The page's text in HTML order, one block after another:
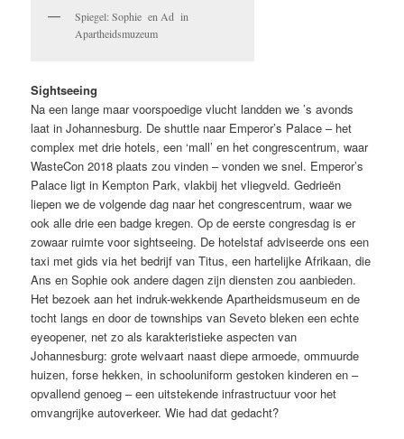
Spiegel: Sophie en Ad in
Apartheidsmuzeum
Sightseeing
Na een lange maar voorspoedige vlucht landden we ’s avonds
laat in Johannesburg. De shuttle naar Emperor’s Palace – het
complex met drie hotels, een ‘mall’ en het congrescentrum, waar
WasteCon 2018 plaats zou vinden – vonden we snel. Emperor’s
Palace ligt in Kempton Park, vlakbij het vliegveld. Gedrieën
liepen we de volgende dag naar het congrescentrum, waar we
ook alle drie een badge kregen. Op de eerste congresdag is er
zowaar ruimte voor sightseeing. De hotelstaf adviseerde ons een
taxi met gids via het bedrijf van Titus, een hartelijke Afrikaan, die
Ans en Sophie ook andere dagen zijn diensten zou aanbieden.
Het bezoek aan het indruk-wekkende Apartheidsmuseum en de
tocht langs en door de townships van Seveto bleken een echte
eyeopener, net zo als karakteristieke aspecten van
Johannesburg: grote welvaart naast diepe armoede, ommuurde
huizen, forse hekken, in schooluniform gestoken kinderen en –
opvallend genoeg – een uitstekende infrastructuur voor het
omvangrijke autoverkeer. Wie had dat gedacht?